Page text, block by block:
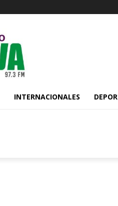
INTERNACIONALES